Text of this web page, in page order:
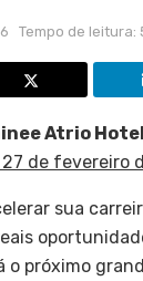
Tempo de leitura:
Atrio Hotel
de fevereiro
sua
o próximo